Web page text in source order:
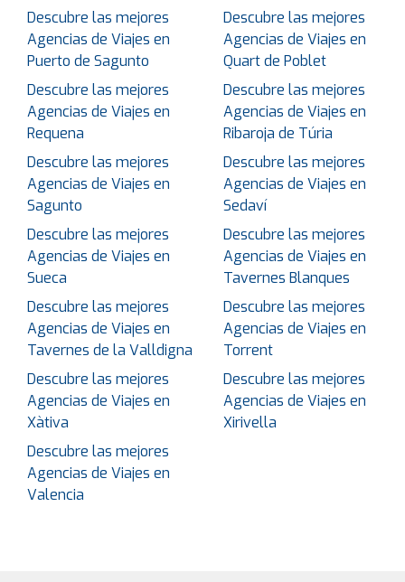
Descubre las mejores
Agencias de Viajes en
Puerto de Sagunto
Descubre las mejores
Agencias de Viajes en
Quart de Poblet
Descubre las mejores
Agencias de Viajes en
Requena
Descubre las mejores
Agencias de Viajes en
Ribaroja de Túria
Descubre las mejores
Agencias de Viajes en
Sagunto
Descubre las mejores
Agencias de Viajes en
Sedaví
Descubre las mejores
Agencias de Viajes en
Sueca
Descubre las mejores
Agencias de Viajes en
Tavernes Blanques
Descubre las mejores
Agencias de Viajes en
Tavernes de la Valldigna
Descubre las mejores
Agencias de Viajes en
Torrent
Descubre las mejores
Agencias de Viajes en
Xàtiva
Descubre las mejores
Agencias de Viajes en
Xirivella
Descubre las mejores
Agencias de Viajes en
Valencia